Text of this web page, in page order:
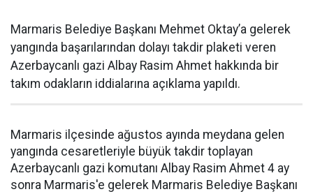
Marmaris Belediye Başkanı Mehmet Oktay’a gelerek
yangında başarılarından dolayı takdir plaketi veren
Azerbaycanlı gazi Albay Rasim Ahmet hakkında bir
takım odakların iddialarına açıklama yapıldı.
Marmaris ilçesinde ağustos ayında meydana gelen
yangında cesaretleriyle büyük takdir toplayan
Azerbaycanlı gazi komutanı Albay Rasim Ahmet 4 ay
sonra Marmaris'e gelerek Marmaris Belediye Başkanı